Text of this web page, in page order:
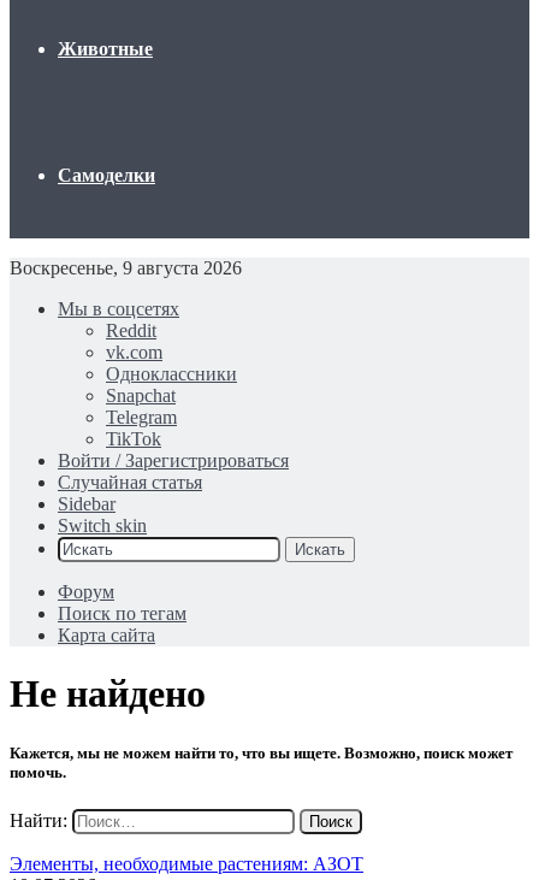
Животные
Самоделки
Воскресенье, 9 августа 2026
Мы в соцсетях
Reddit
vk.com
Одноклассники
Snapchat
Telegram
TikTok
Войти / Зарегистрироваться
Случайная статья
Sidebar
Switch skin
Искать
Форум
Поиск по тегам
Карта сайта
Не найдено
Кажется, мы не можем найти то, что вы ищете. Возможно, поиск может
помочь.
Найти:
Элементы, необходимые растениям: АЗОТ